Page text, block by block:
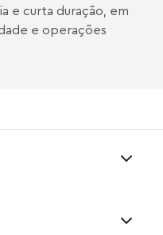
e curta duração, em
e operações